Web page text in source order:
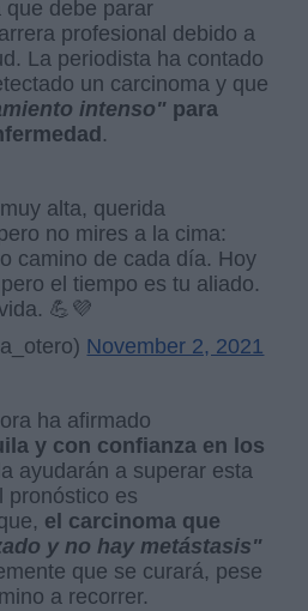
que debe parar
profesional debido a
La periodista ha contado
un carcinoma y que
intenso" para
.
alta, querida
no mires a la cima:
camino de cada día. Hoy
el tiempo es tu aliado.
💪💜
November 2, 2021
ha afirmado
y con confianza en los
ayudarán a superar esta
pronóstico es
el carcinoma que
y no hay metástasis"
que se curará, pese
a recorrer.